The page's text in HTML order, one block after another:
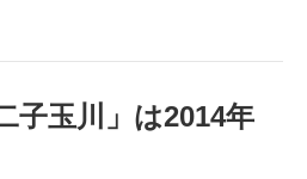
子玉川」は2014年